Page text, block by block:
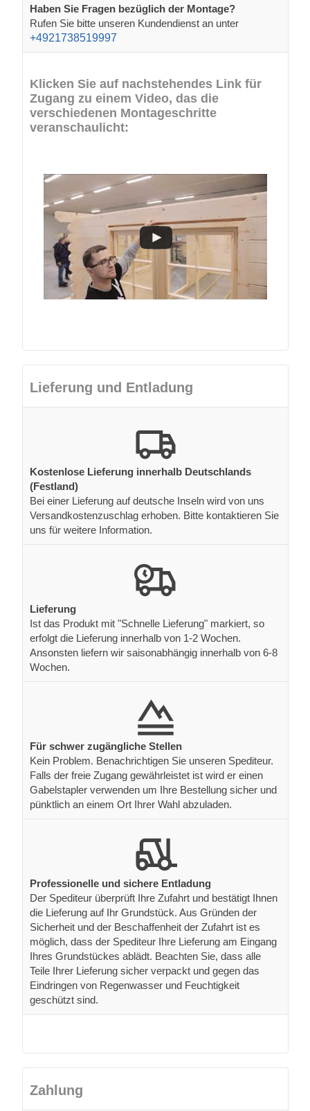
Haben Sie Fragen bezüglich der Montage?
Rufen Sie bitte unseren Kundendienst an unter
+4921738519997
Klicken Sie auf nachstehendes Link für
Zugang zu einem Video, das die
verschiedenen Montageschritte
veranschaulicht:
Lieferung und Entladung
Kostenlose Lieferung innerhalb Deutschlands
(Festland)
Bei einer Lieferung auf deutsche Inseln wird von uns
Versandkostenzuschlag erhoben. Bitte kontaktieren Sie
uns für weitere Information.
Lieferung
Ist das Produkt mit "Schnelle Lieferung" markiert, so
erfolgt die Lieferung innerhalb von 1-2 Wochen.
Ansonsten liefern wir saisonabhängig innerhalb von 6-8
Wochen.
Für schwer zugängliche Stellen
Kein Problem. Benachrichtigen Sie unseren Spediteur.
Falls der freie Zugang gewährleistet ist wird er einen
Gabelstapler verwenden um Ihre Bestellung sicher und
pünktlich an einem Ort Ihrer Wahl abzuladen.
Professionelle und sichere Entladung
Der Spediteur überprüft Ihre Zufahrt und bestätigt Ihnen
die Lieferung auf Ihr Grundstück. Aus Gründen der
Sicherheit und der Beschaffenheit der Zufahrt ist es
möglich, dass der Spediteur Ihre Lieferung am Eingang
Ihres Grundstückes ablädt. Beachten Sie, dass alle
Teile Ihrer Lieferung sicher verpackt und gegen das
Eindringen von Regenwasser und Feuchtigkeit
geschützt sind.
Zahlung